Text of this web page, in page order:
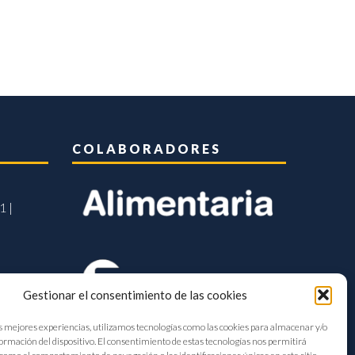
Gestionar el consentimiento de las cookies
mejores experiencias, utilizamos tecnologías como las cookies para almacenar y/o
del dispositivo. El consentimiento de estas tecnologías nos permitirá
|
COLABORADORES